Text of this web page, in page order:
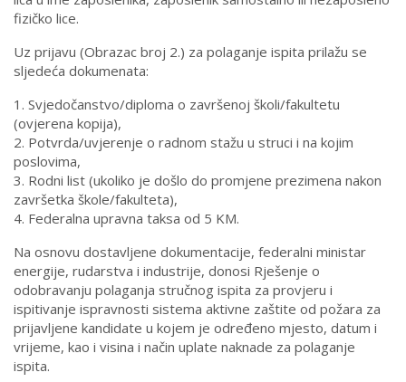
fizičko lice.
Uz prijavu (Obrazac broj 2.) za polaganje ispita prilažu se
sljedeća dokumenata:
1. Svjedočanstvo/diploma o završenoj školi/fakultetu
(ovjerena kopija),
2. Potvrda/uvjerenje o radnom stažu u struci i na kojim
poslovima,
3. Rodni list (ukoliko je došlo do promjene prezimena nakon
završetka škole/fakulteta),
4. Federalna upravna taksa od 5 KM.
Na osnovu dostavljene dokumentacije, federalni ministar
energije, rudarstva i industrije, donosi Rješenje o
odobravanju polaganja stručnog ispita za provjeru i
ispitivanje ispravnosti sistema aktivne zaštite od požara za
prijavljene kandidate u kojem je određeno mjesto, datum i
vrijeme, kao i visina i način uplate naknade za polaganje
ispita.